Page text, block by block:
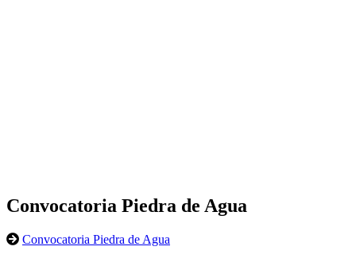
Convocatoria Piedra de Agua
Convocatoria Piedra de Agua